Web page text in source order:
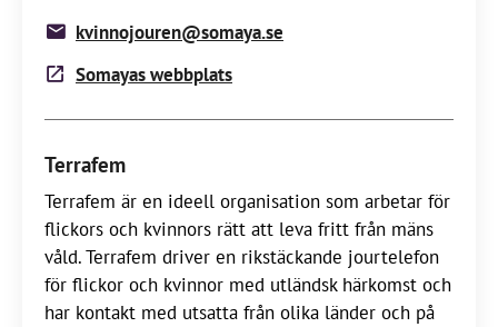
kvinnojouren@somaya.se
Somayas webbplats
Terrafem
Terrafem är en ideell organisation som arbetar för
flickors och kvinnors rätt att leva fritt från mäns
våld. Terrafem driver en rikstäckande jourtelefon
för flickor och kvinnor med utländsk härkomst och
har kontakt med utsatta från olika länder och på